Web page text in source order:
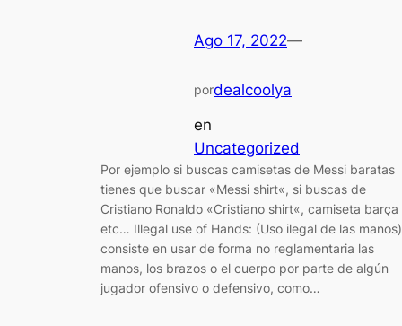
Ago 17, 2022—
pordealcoolya
en
Uncategorized
Por ejemplo si buscas camisetas de Messi baratas
tienes que buscar «Messi shirt«, si buscas de
Cristiano Ronaldo «Cristiano shirt«, camiseta barça
etc… Illegal use of Hands: (Uso ilegal de las manos)
consiste en usar de forma no reglamentaria las
manos, los brazos o el cuerpo por parte de algún
jugador ofensivo o defensivo, como…